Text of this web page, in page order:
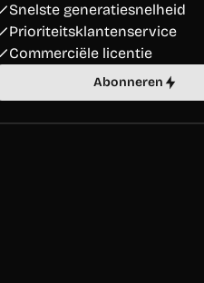
Snelste generatiesnelheid
Prioriteitsklantenservice
Commerciële licentie
Abonneren